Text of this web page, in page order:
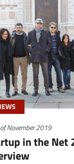
November 2019
in the Net